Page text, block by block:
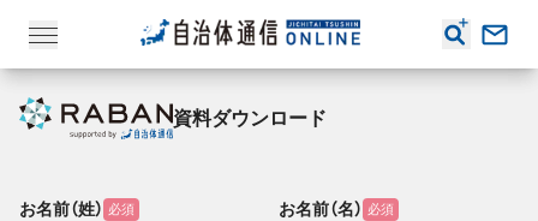
資料ダウンロード
お名前（姓） 必須 お名前（名） 必須